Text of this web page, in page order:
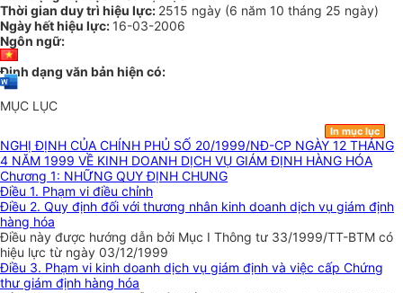
Thời gian duy trì hiệu lực: 2515 ngày (6 năm 10 tháng 25 ngày)
Ngày hết hiệu lực: 16-03-2006
Ngôn ngữ:
Định dạng văn bản hiện có:
MỤC LỤC
In mục lục
NGHỊ ĐỊNH CỦA CHÍNH PHỦ SỐ 20/1999/NĐ-CP NGÀY 12 THÁNG
4 NĂM 1999 VỀ KINH DOANH DỊCH VỤ GIÁM ĐỊNH HÀNG HÓA
Chương 1: NHỮNG QUY ĐỊNH CHUNG
Điều 1. Phạm vi điều chỉnh
Điều 2. Quy định đối với thương nhân kinh doanh dịch vụ giám định
hàng hóa
Điều này được hướng dẫn bởi Mục I Thông tư 33/1999/TT-BTM có
hiệu lực từ ngày 03/12/1999
Điều 3. Phạm vi kinh doanh dịch vụ giám định và việc cấp Chứng
thư giám định hàng hóa